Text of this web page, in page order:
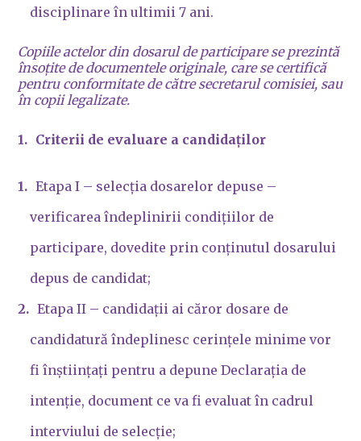
disciplinare în ultimii 7 ani.
Copiile actelor din dosarul de participare se prezintă
însoțite de documentele originale, care se certifică
pentru conformitate de către secretarul comisiei, sau
în copii legalizate.
Criterii de evaluare a candidaților
Etapa I – selecția dosarelor depuse –
verificarea îndeplinirii condițiilor de
participare, dovedite prin conținutul dosarului
depus de candidat;
Etapa II – candidații ai căror dosare de
candidatură îndeplinesc cerințele minime vor
fi înștiințați pentru a depune Declarația de
intenție, document ce va fi evaluat în cadrul
interviului de selecție;